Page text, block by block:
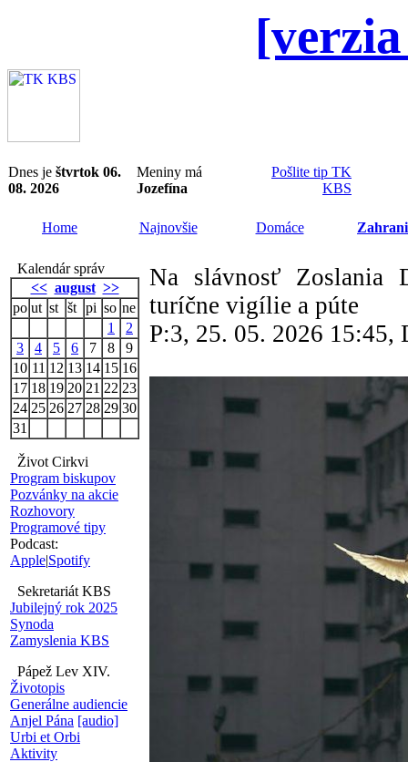
Dnes je štvrtok 06.
08. 2026
Meniny má
Jozefína
Pošlite tip TK
KBS
Home Najnovšie Domáce
Kalendár správ
<< august >>
po ut st št pi so ne
1
2
3
4 5 6 7 8
9
10 11 12 13 14 15 16
17 18 19 20 21 22 23
24 25 26 27 28 29 30
31
Život Cirkvi
Program biskupov
Pozvánky na akcie
Rozhovory
Programové tipy
Podcast:
Apple|Spotify
Sekretariát KBS
Jubilejný rok 2025
Synoda
Zamyslenia KBS
Pápež Lev XIV.
Životopis
Generálne audiencie
Anjel Pána [audio]
Urbi et Orbi
Aktivity
Na slávnosť Zoslania
turíčne vigílie a púte
P:3, 25. 05. 2026 15:45,